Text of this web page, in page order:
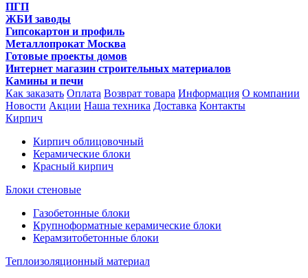
ПГП
ЖБИ заводы
Гипсокартон и профиль
Металлопрокат Москва
Готовые проекты домов
Интернет магазин строительных материалов
Камины и печи
Как заказать Оплата Возврат товара Информация О компании
Новости Акции Наша техника Доставка Контакты
Кирпич
Кирпич облицовочный
Керамические блоки
Красный кирпич
Блоки стеновые
Газобетонные блоки
Крупноформатные керамические блоки
Керамзитобетонные блоки
Теплоизоляционный материал